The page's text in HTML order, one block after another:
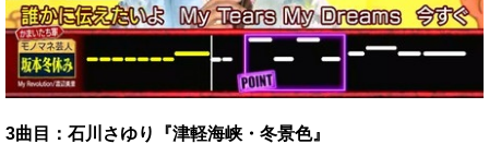
3曲目：石川さゆり『津軽海峡・冬景色』